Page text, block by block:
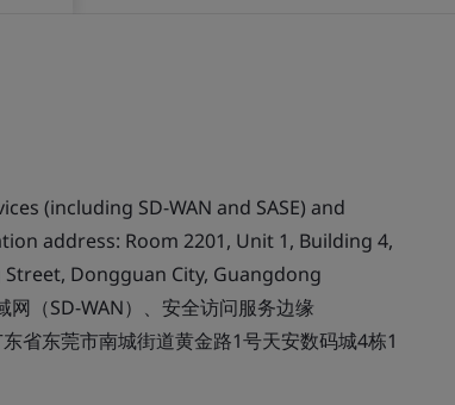
(including SD-WAN and SASE) and
address: Room 2201, Unit 1, Building 4,
Dongguan City, Guangdong
（SD-WAN）、安全访问服务边缘
省东莞市南城街道黄金路1号天安数码城4栋1